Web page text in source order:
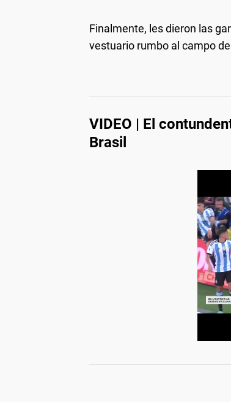
Finalmente, les dieron las
vestuario rumbo al campo
VIDEO | El
Brasil